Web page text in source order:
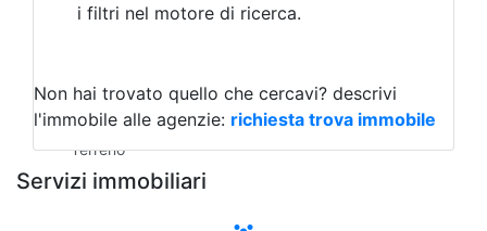
Magazzini
Qualsiasi
Terreno edificabile
Terreno
i filtri nel motore di ricerca.
Non hai trovato quello che cercavi? descrivi
l'immobile alle agenzie: richiesta trova immobile
Servizi immobiliari